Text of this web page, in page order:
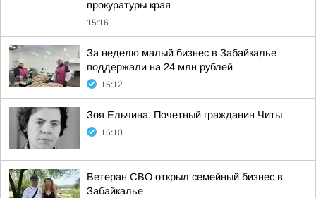
прокуратуры края
15:16
За неделю малый бизнес в Забайкалье
поддержали на 24 млн рублей
15:12
Зоя Ельчина. Почетный гражданин Читы
15:10
Ветеран СВО открыл семейный бизнес в
Забайкалье